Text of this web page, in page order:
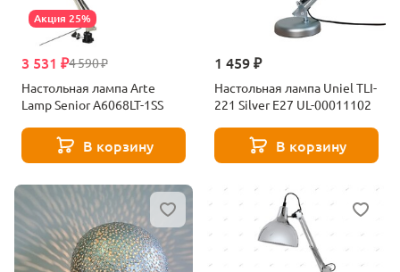
Акция 25%
4 590 ₽
3 531 ₽
Настольная лампа Arte
Lamp Senior A6068LT-1SS
В корзину
1 459 ₽
Настольная лампа Uniel TLI-
221 Silver E27 UL-00011102
В корзину